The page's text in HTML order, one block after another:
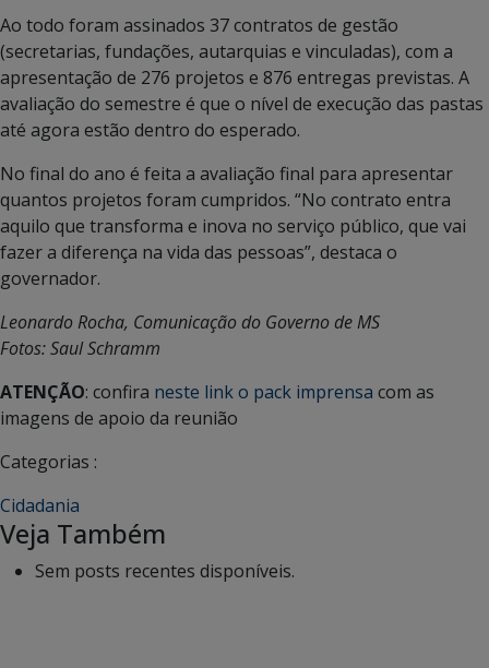
Ao todo foram assinados 37 contratos de gestão
(secretarias, fundações, autarquias e vinculadas), com a
apresentação de 276 projetos e 876 entregas previstas. A
avaliação do semestre é que o nível de execução das pastas
até agora estão dentro do esperado.
No final do ano é feita a avaliação final para apresentar
quantos projetos foram cumpridos. “No contrato entra
aquilo que transforma e inova no serviço público, que vai
fazer a diferença na vida das pessoas”, destaca o
governador.
Leonardo Rocha, Comunicação do Governo de MS
Fotos: Saul Schramm
ATENÇÃO: confira neste link o pack imprensa com as
imagens de apoio da reunião
Categorias :
Cidadania
Veja Também
Sem posts recentes disponíveis.